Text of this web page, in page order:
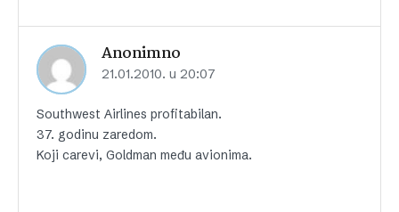
Anonimno
21.01.2010. u 20:07
Southwest Airlines profitabilan.
37. godinu zaredom.
Koji carevi, Goldman među avionima.